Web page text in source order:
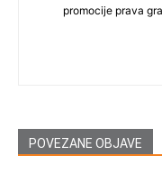
promocije prava
POVEZANE OBJAVE